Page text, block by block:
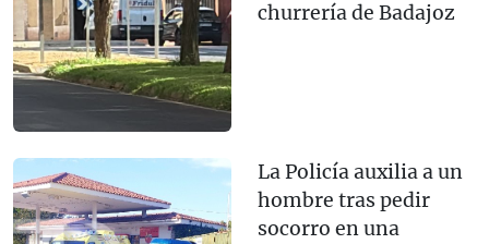
churrería de Badajoz
La Policía auxilia a un
hombre tras pedir
socorro en una